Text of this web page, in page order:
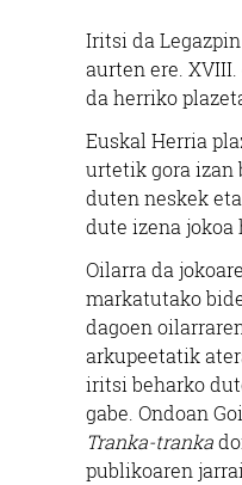
Iritsi da
aurten ere.
da herriko
Euskal Herria
urtetik gora izan
duten neskek
dute izena jokoa
Oilarra da
markatutako
dagoen
arkupeetatik
iritsi beharko
gabe. Ondoan
Tranka-tranka
publikoaren